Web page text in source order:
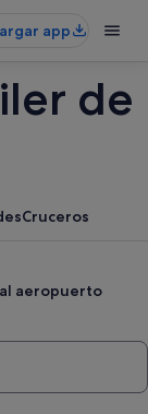
app
de
Cruceros
aeropuerto